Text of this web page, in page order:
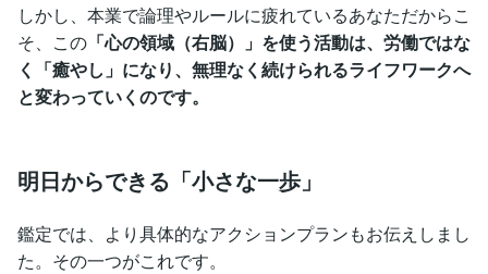
しかし、本業で論理やルールに疲れているあなただからこ
そ、この 「心の領域（右脳）」を使う活動は、労働ではな
く「癒やし」になり、無理なく続けられるライフワークへ
と変わっていくのです。
明日からできる「小さな一歩」
鑑定では、より具体的なアクションプランもお伝えしまし
た。その一つがこれです。